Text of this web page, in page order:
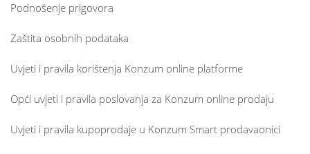
Podnošenje prigovora
Zaštita osobnih podataka
Uvjeti i pravila korištenja Konzum online platforme
Opći uvjeti i pravila poslovanja za Konzum online prodaju
Uvjeti i pravila kupoprodaje u Konzum Smart prodavaonici